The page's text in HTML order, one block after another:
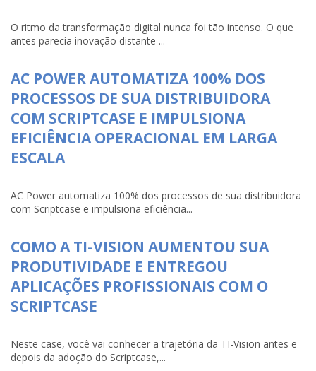
O ritmo da transformação digital nunca foi tão intenso. O que
antes parecia inovação distante ...
AC POWER AUTOMATIZA 100% DOS
PROCESSOS DE SUA DISTRIBUIDORA
COM SCRIPTCASE E IMPULSIONA
EFICIÊNCIA OPERACIONAL EM LARGA
ESCALA
AC Power automatiza 100% dos processos de sua distribuidora
com Scriptcase e impulsiona eficiência...
COMO A TI-VISION AUMENTOU SUA
PRODUTIVIDADE E ENTREGOU
APLICAÇÕES PROFISSIONAIS COM O
SCRIPTCASE
Neste case, você vai conhecer a trajetória da TI-Vision antes e
depois da adoção do Scriptcase,...